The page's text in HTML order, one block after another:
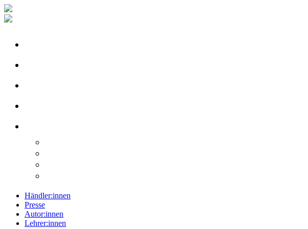
Händler:innen
Presse
Autor:innen
Lehrer:innen